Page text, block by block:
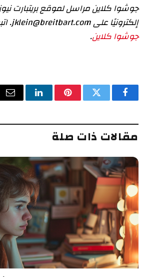
جوشوا كلاين مراسل لموقع بريتبارت
إلكترونيًا علىjklein@breitbart.com
.
جوشوا كلاين.
فيسبوكتويتر بينتيريستلينكدإن
مقالات ذات صلة